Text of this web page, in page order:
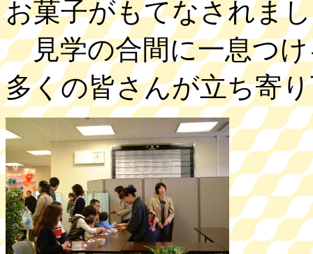
お菓子がもてなされま
見学の合間に一息つけ
多くの皆さんが立ち寄